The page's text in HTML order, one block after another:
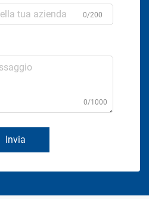
0/200
0/1000
Invia